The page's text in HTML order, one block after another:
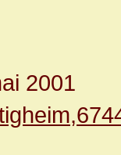
2001